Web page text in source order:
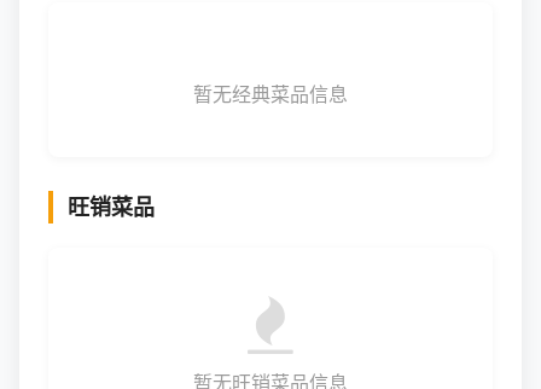
暂无经典菜品信息
旺销菜品
暂无旺销菜品信息